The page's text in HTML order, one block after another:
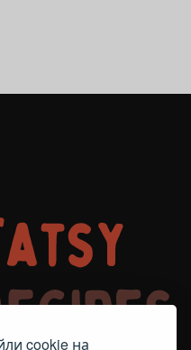
cookie на